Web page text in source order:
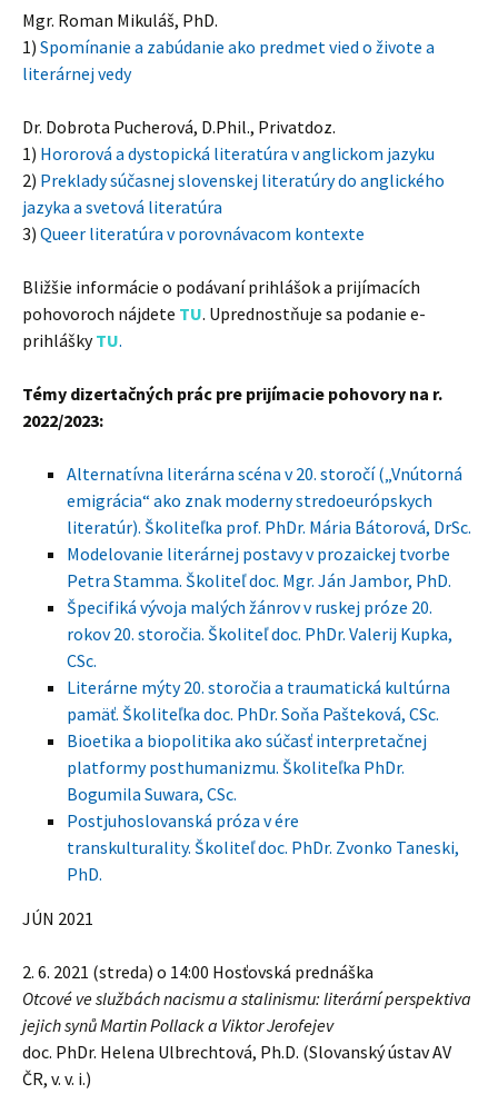
Mgr. Roman Mikuláš, PhD.
1) Spomínanie a zabúdanie ako predmet vied o živote a
literárnej vedy
Dr. Dobrota Pucherová, D.Phil., Privatdoz.
1) Hororová a dystopická literatúra v anglickom jazyku
2) Preklady súčasnej slovenskej literatúry do anglického
jazyka a svetová literatúra
3) Queer literatúra v porovnávacom kontexte
Bližšie informácie o podávaní prihlášok a prijímacích
pohovoroch nájdete TU. Uprednostňuje sa podanie e-
prihláškyTU.
Témy dizertačných prác pre prijímacie pohovory na r.
2022/2023:
Alternatívna literárna scéna v 20. storočí („Vnútorná
emigrácia“ ako znak moderny stredoeurópskych
literatúr). Školiteľka prof. PhDr. Mária Bátorová, DrSc.
Modelovanie literárnej postavy v prozaickej tvorbe
Petra Stamma. Školiteľ doc. Mgr. Ján Jambor, PhD.
Špecifiká vývoja malých žánrov v ruskej próze 20.
rokov 20. storočia. Školiteľ doc. PhDr. Valerij Kupka,
CSc.
Literárne mýty 20. storočia a traumatická kultúrna
pamäť. Školiteľka doc. PhDr. Soňa Pašteková, CSc.
Bioetika a biopolitika ako súčasť interpretačnej
platformy posthumanizmu. Školiteľka PhDr.
Bogumila Suwara, CSc.
Postjuhoslovanská próza v ére
transkulturality. Školiteľ doc. PhDr. Zvonko Taneski,
PhD.
JÚN 2021
2. 6. 2021 (streda) o 14:00 Hosťovská prednáška
Otcové ve službách nacismu a stalinismu: literární perspektiva
jejich synů Martin Pollack a Viktor Jerofejev
doc. PhDr. Helena Ulbrechtová, Ph.D. (Slovanský ústav AV
ČR, v. v. i.)